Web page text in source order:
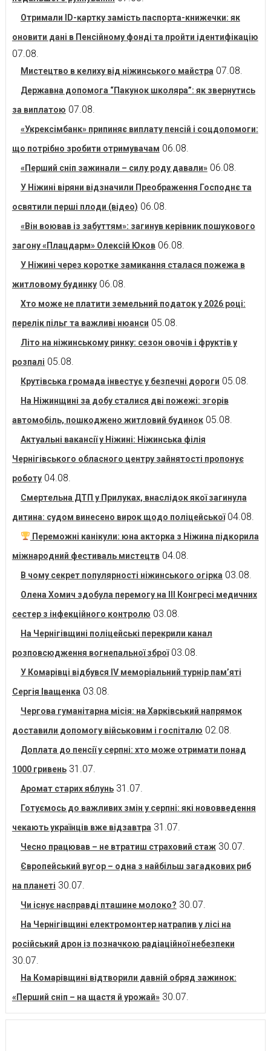
Отримали ID-картку замість паспорта-книжечки: як
оновити дані в Пенсійному фонді та пройти ідентифікацію
07.08.
Мистецтво в келиху від ніжинського майстра 07.08.
Державна допомога “Пакунок школяра”: як звернутись
за виплатою 07.08.
«Укрексімбанк» припиняє виплату пенсій і соцдопомоги:
що потрібно зробити отримувачам 06.08.
«Перший сніп зажинали – силу роду давали» 06.08.
У Ніжині віряни відзначили Преображення Господнє та
освятили перші плоди (відео) 06.08.
«Він воював із забуттям»: загинув керівник пошукового
загону «Плацдарм» Олексій Юков 06.08.
У Ніжині через коротке замикання сталася пожежа в
житловому будинку 06.08.
Хто може не платити земельний податок у 2026 році:
перелік пільг та важливі нюанси 05.08.
Літо на ніжинському ринку: сезон овочів і фруктів у
розпалі 05.08.
Крутівська громада інвестує у безпечні дороги 05.08.
На Ніжинщині за добу сталися дві пожежі: згорів
автомобіль, пошкоджено житловий будинок 05.08.
Актуальні вакансії у Ніжині: Ніжинська філія
Чернігівського обласного центру зайнятості пропонує
роботу 04.08.
Смертельна ДТП у Прилуках, внаслідок якої загинула
дитина: судом винесено вирок щодо поліцейської 04.08.
Переможні канікули: юна акторка з Ніжина підкорила
міжнародний фестиваль мистецтв 04.08.
В чому секрет популярності ніжинського огірка 03.08.
Олена Хомич здобула перемогу на ІІІ Конгресі медичних
сестер з інфекційного контролю 03.08.
На Чернігівщині поліцейські перекрили канал
розповсюдження вогнепальної зброї 03.08.
У Комарівці відбувся IV меморіальний турнір пам’яті
Сергія Іващенка 03.08.
Чергова гуманітарна місія: на Харківський напрямок
доставили допомогу військовим і госпіталю 02.08.
Доплата до пенсії у серпні: хто може отримати понад
1000 гривень 31.07.
Аромат старих яблунь 31.07.
Готуємось до важливих змін у серпні: які нововведення
чекають українців вже відзавтра 31.07.
Чесно працював – не втратиш страховий стаж 30.07.
Європейський вугор – одна з найбільш загадкових риб
на планеті 30.07.
Чи існує насправді пташине молоко? 30.07.
На Чернігівщині електромонтер натрапив у лісі на
російський дрон із позначкою радіаційної небезпеки
30.07.
На Комарівщині відтворили давній обряд зажинок:
«Перший сніп – на щастя й урожай» 30.07.